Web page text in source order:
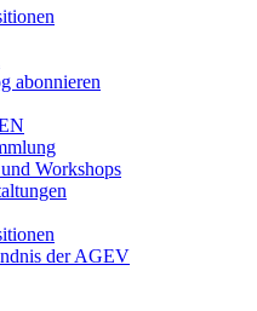
abonnieren
Workshops
der AGEV